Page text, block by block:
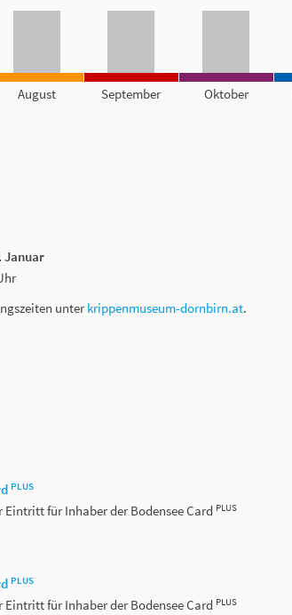
August September Oktober
Januar
unterkrippenmuseum-dornbirn.at.
PLUS
Eintritt für Inhaber der Bodensee Card PLUS
PLUS
Eintritt für Inhaber der Bodensee Card PLUS